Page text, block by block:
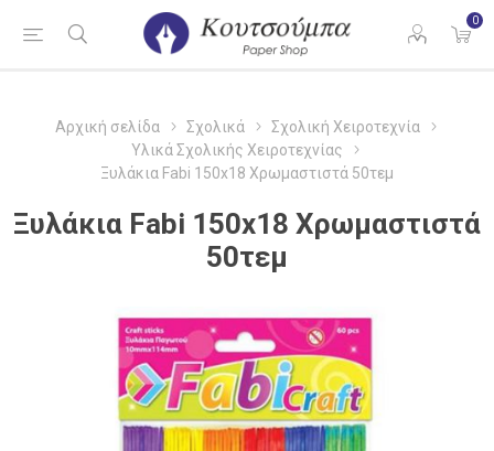
0
Αρχική σελίδα Σχολικά
Σχολική Χειροτεχνία
Υλικά Σχολικής Χειροτεχνίας
Ξυλάκια Fabi 150x18 Χρωμαστιστά 50τεμ
Ξυλάκια Fabi 150x18 Χρωμαστιστά
50τεμ